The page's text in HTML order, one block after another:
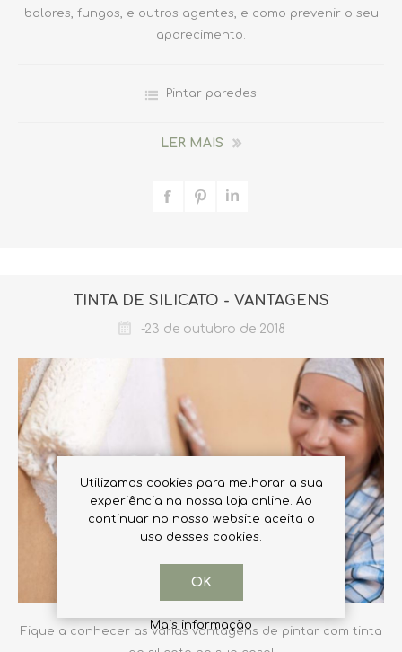
bolores, fungos, e outros agentes, e como prevenir o seu
aparecimento.
Pintar paredes
LER MAIS
TINTA DE SILICATO - VANTAGENS
-23 de outubro de 2018
Fique a conhecer as várias vantagens de pintar com tinta
Utilizamos cookies para melhorar a sua
experiência na nossa loja online. Ao
continuar no nosso website aceita o
uso desses cookies.
OK
Mais informação